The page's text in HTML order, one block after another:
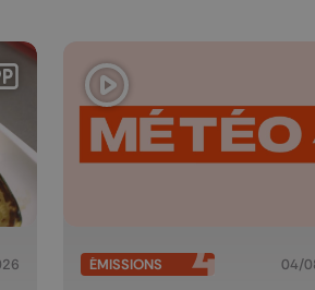
ÉMISSIONS 04/